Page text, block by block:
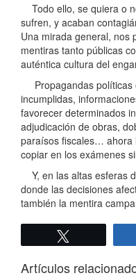
Todo ello, se quiera o
sufren, y acaban
Una mirada general, nos
mentiras tanto públicas
auténtica cultura del
Propagandas políticas
incumplidas,
favorecer determinados
adjudicación de obras,
paraísos fiscales… ahora
copiar en los exámenes
Y, en las altas esferas
donde las decisiones
también la mentira
Artículos